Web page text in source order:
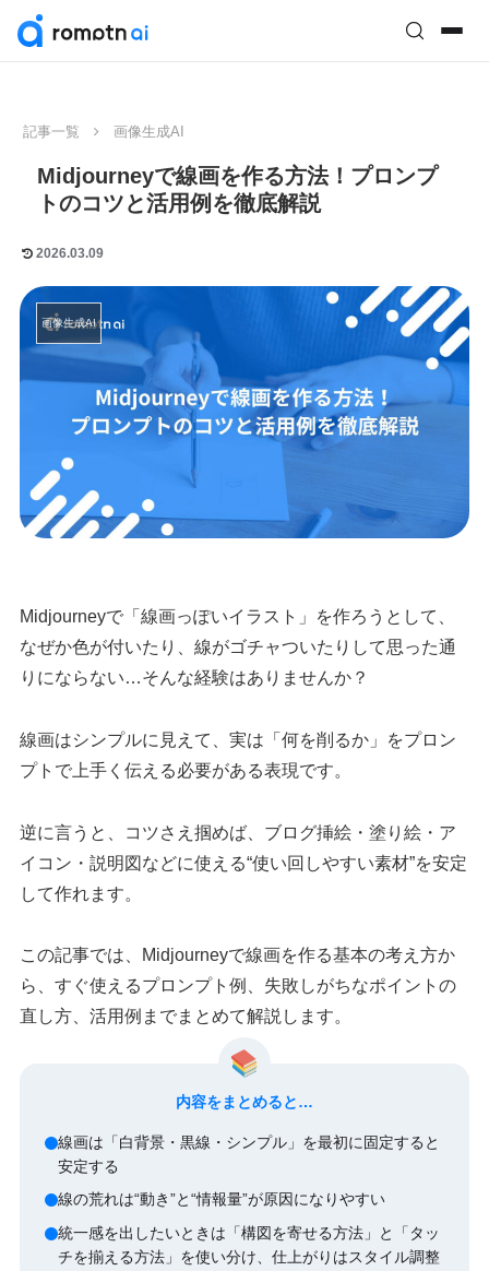
記事一覧 画像生成AI
Midjourneyで線画を作る方法！プロンプ
トのコツと活用例を徹底解説
2026.03.09
画像生成AI
Midjourneyで「線画っぽいイラスト」を作ろうとして、
なぜか色が付いたり、線がゴチャついたりして思った通
りにならない…そんな経験はありませんか？
線画はシンプルに見えて、実は「何を削るか」をプロン
プトで上手く伝える必要がある表現です。
逆に言うと、コツさえ掴めば、ブログ挿絵・塗り絵・ア
イコン・説明図などに使える“使い回しやすい素材”を安定
して作れます。
この記事では、Midjourneyで線画を作る基本の考え方か
ら、すぐ使えるプロンプト例、失敗しがちなポイントの
直し方、活用例までまとめて解説します。
内容をまとめると…
線画は「白背景・黒線・シンプル」を最初に固定すると
安定する
線の荒れは“動き”と“情報量”が原因になりやすい
統一感を出したいときは「構図を寄せる方法」と「タッ
チを揃える方法」を使い分け、仕上がりはスタイル調整